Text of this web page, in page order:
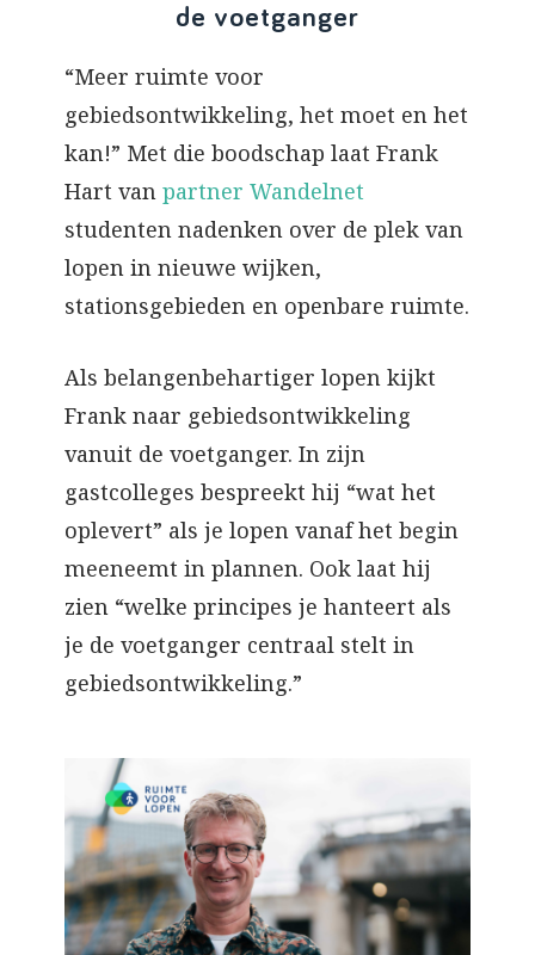
de voetganger
“Meer ruimte voor
gebiedsontwikkeling, het moet en het
kan!” Met die boodschap laat Frank
Hart van partner Wandelnet
studenten nadenken over de plek van
lopen in nieuwe wijken,
stationsgebieden en openbare ruimte.
Als belangenbehartiger lopen kijkt
Frank naar gebiedsontwikkeling
vanuit de voetganger. In zijn
gastcolleges bespreekt hij “wat het
oplevert” als je lopen vanaf het begin
meeneemt in plannen. Ook laat hij
zien “welke principes je hanteert als
je de voetganger centraal stelt in
gebiedsontwikkeling.”